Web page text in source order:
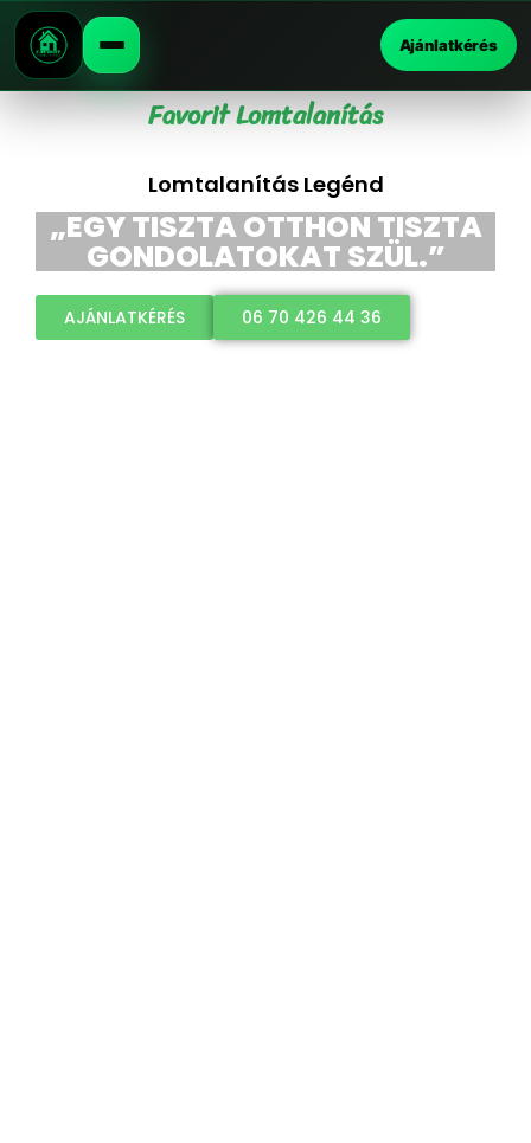
Ajánlatkérés
Favorit Lomtalanítás
Lomtalanítás Legénd
„EGY TISZTA OTTHON TISZTA
GONDOLATOKAT SZÜL.”
AJÁNLATKÉRÉS 06 70 426 44 36